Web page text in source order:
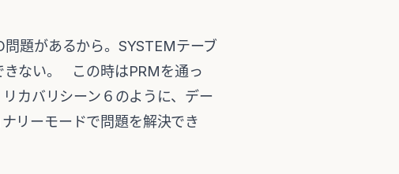
題があるから。SYSTEMテーブ
きない。 この時はPRMを通っ
カバリシーン６のように、デー
リーモードで問題を解決でき